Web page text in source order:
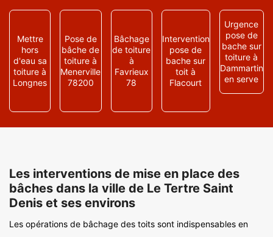
Mettre
hors
d'eau sa
toiture à
Longnes
Pose de
bâche de
toiture à
Menerville
78200
Bâchage
de toiture
à
Favrieux
78
Intervention
pose de
bache sur
toit à
Flacourt
Urgence
pose de
bache sur
toiture à
Dammartin
en serve
Les interventions de mise en place des
bâches dans la ville de Le Tertre Saint
Denis et ses environs
Les opérations de bâchage des toits sont indispensables en